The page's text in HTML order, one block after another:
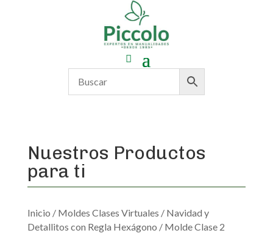
Nuestros Productos
para ti
Inicio / Moldes Clases Virtuales / Navidad y
Detallitos con Regla Hexágono / Molde Clase 2